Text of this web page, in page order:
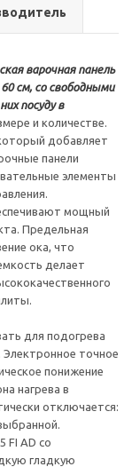
варочная панель
см, cо свободными
посуду в
и количестве.
добавляет
панели
элементы
мощный
Предельная
ока, что
делает
для подогрева
Электронное точное
понижение
нагрева в
отключается:
FI AD со
гладкую